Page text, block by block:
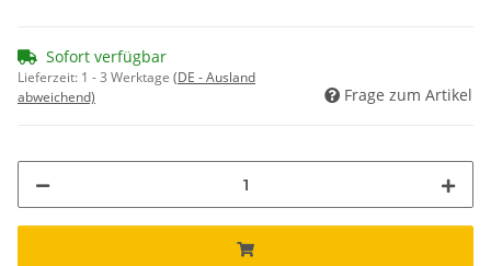
Sofort verfügbar
Lieferzeit: 1 - 3 Werktage (DE - Ausland
abweichend)
Frage zum Artikel